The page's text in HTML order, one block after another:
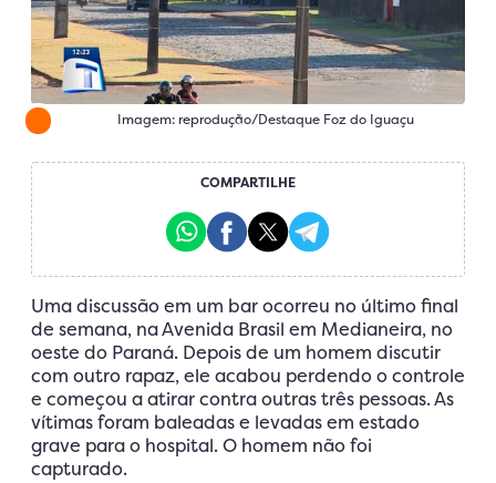
Imagem: reprodução/Destaque Foz do Iguaçu
COMPARTILHE
Uma discussão em um bar ocorreu no último final
de semana, na Avenida Brasil em Medianeira, no
oeste do Paraná. Depois de um homem discutir
com outro rapaz, ele acabou perdendo o controle
e começou a atirar contra outras três pessoas. As
vítimas foram baleadas e levadas em estado
grave para o hospital. O homem não foi
capturado.